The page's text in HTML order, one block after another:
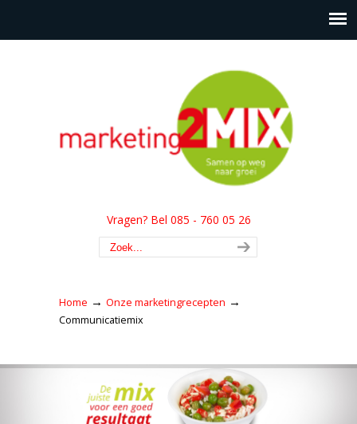
Vragen? Bel 085 - 760 05 26
Home → Onze marketingrecepten →
Communicatiemix